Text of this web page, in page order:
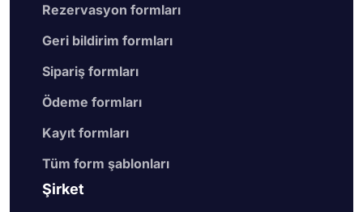
Rezervasyon formları
Geri bildirim formları
Sipariş formları
Ödeme formları
Kayıt formları
Tüm form şablonları
Şirket